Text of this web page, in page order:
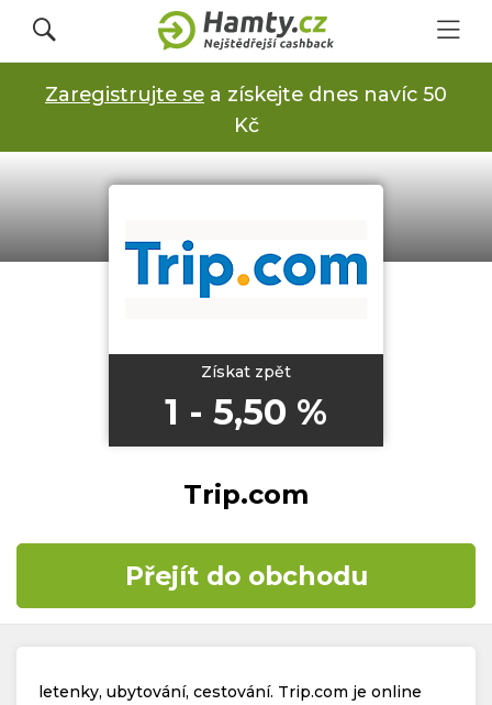
Přihlásit se
Registrovat
Obchody
Jak to funguje
Časté dotazy
Kontakt
Zaregistrujte se a získejte dnes navíc 50
Kč
Získat zpět
1 - 5,50 %
Trip.com
Přejít do obchodu
letenky, ubytování, cestování. Trip.com je online